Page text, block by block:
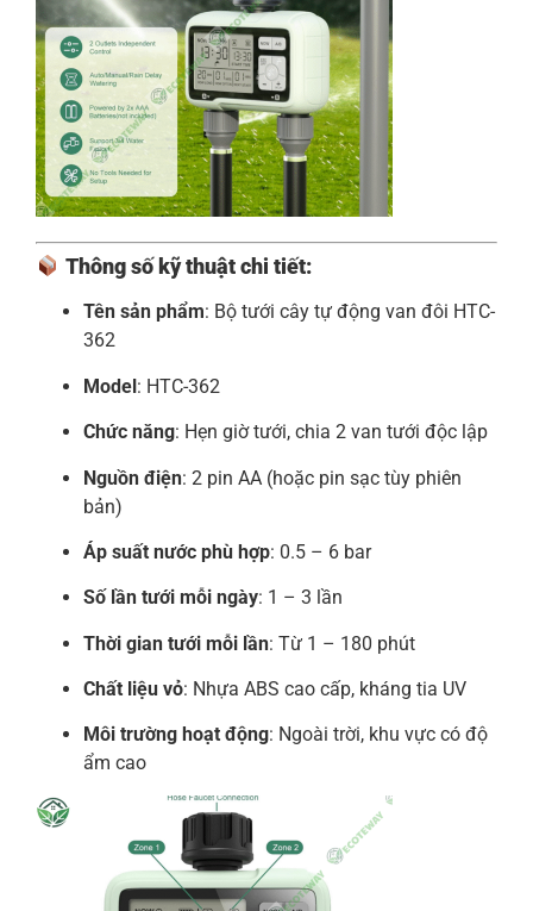
Thông số kỹ thuật chi tiết:
Tên sản phẩm: Bộ tưới cây tự động van đôi HTC-
362
Model: HTC-362
Chức năng: Hẹn giờ tưới, chia 2 van tưới độc lập
Nguồn điện: 2 pin AA (hoặc pin sạc tùy phiên
bản)
Áp suất nước phù hợp: 0.5 – 6 bar
Số lần tưới mỗi ngày: 1 – 3 lần
Thời gian tưới mỗi lần: Từ 1 – 180 phút
Chất liệu vỏ: Nhựa ABS cao cấp, kháng tia UV
Môi trường hoạt động: Ngoài trời, khu vực có độ
ẩm cao